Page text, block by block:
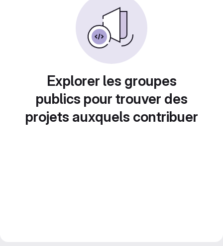
Explorer les groupes
publics pour trouver des
projets auxquels contribuer